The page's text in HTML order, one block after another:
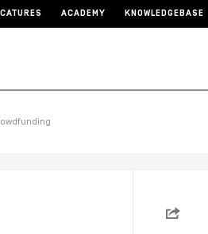
ACADEMY KNOWLEDGEBASE